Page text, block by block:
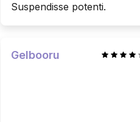
Suspendisse potenti.
Gelbooru